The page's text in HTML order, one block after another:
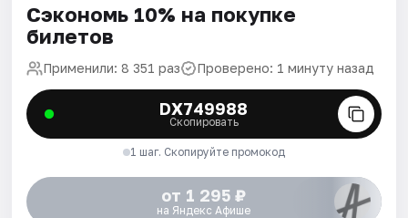
Сэкономь 10% на покупке
билетов
Применили: 8 351 раз Проверено: 1 минуту назад
DX749988
Скопировать
1 шаг. Скопируйте промокод
от 1 295 ₽
на Яндекс Афише